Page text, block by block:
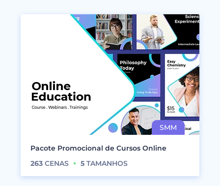
Pacote Promocional de Cursos Online
263 CENAS 5 TAMANHOS